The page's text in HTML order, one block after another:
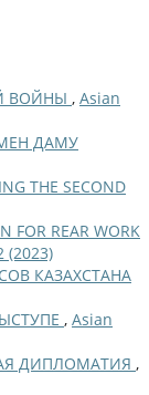
ВОЙНЫ , Asian
ДАМУ
THE SECOND
FOR REAR WORK
(2023)
КАЗАХСТАНА
, Asian
ДИПЛОМАТИЯ ,